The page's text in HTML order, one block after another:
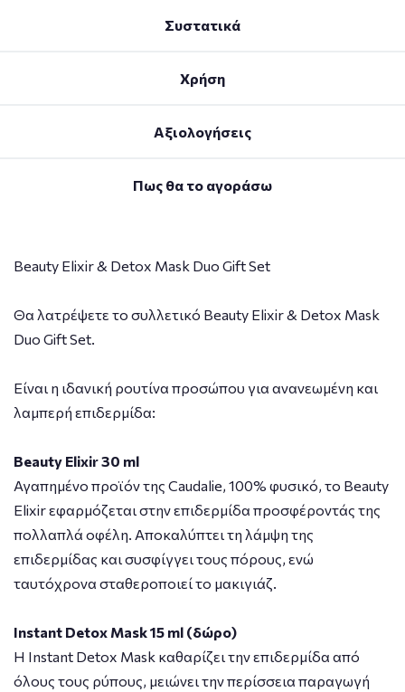
Συστατικά
Χρήση
Αξιολογήσεις
Πως θα το αγοράσω
Beauty Elixir & Detox Mask Duo Gift Set
Θα λατρέψετε το συλλετικό Beauty Elixir & Detox Mask
Duo Gift Set.
Eίναι η ιδανική ρουτίνα προσώπου για ανανεωμένη και
λαμπερή επιδερμίδα:
Beauty Elixir 30 ml
Αγαπημένο προϊόν της Caudalie, 100% φυσικό, το Beauty
Elixir εφαρμόζεται στην επιδερμίδα προσφέροντάς της
πολλαπλά οφέλη. Αποκαλύπτει τη λάμψη της
επιδερμίδας και συσφίγγει τους πόρους, ενώ
ταυτόχρονα σταθεροποιεί το μακιγιάζ.
Instant Detox Mask 15 ml (δώρο)
Η Instant Detox Mask καθαρίζει την επιδερμίδα από
όλους τους ρύπους, μειώνει την περίσσεια παραγωγή